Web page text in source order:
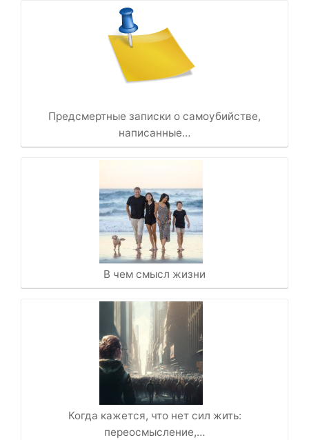
Предсмертные записки о самоубийстве,
написанные…
В чем смысл жизни
Когда кажется, что нет сил жить:
переосмысление,…